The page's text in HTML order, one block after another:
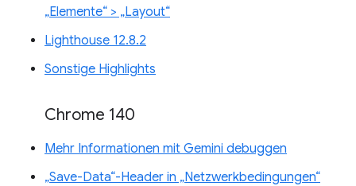
„Elemente“ > „Layout“
Lighthouse 12.8.2
Sonstige Highlights
Chrome 140
Mehr Informationen mit Gemini debuggen
„Save-Data“-Header in „Netzwerkbedingungen“